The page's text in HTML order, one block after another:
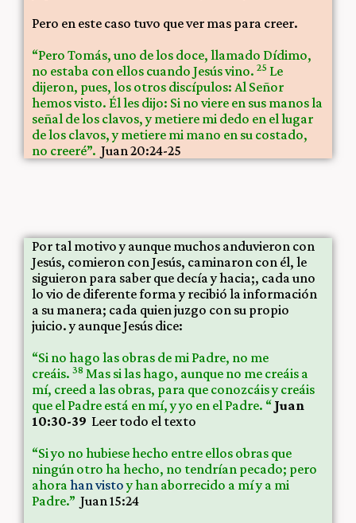
Pero en este caso tuvo que ver mas para creer.
“Pero Tomás, uno de los doce, llamado Dídimo,
no estaba con ellos cuando Jesús vino. 25 Le
dijeron, pues, los otros discípulos: Al Señor
hemos visto. Él les dijo: Si no viere en sus manos la
señal de los clavos, y metiere mi dedo en el lugar
de los clavos, y metiere mi mano en su costado,
no creeré”. Juan 20:24-25
Por tal motivo y aunque muchos anduvieron con
Jesús, comieron con Jesús, caminaron con él, le
siguieron para saber que decía y hacia;, cada uno
lo vio de diferente forma y recibió la información
a su manera; cada quien juzgo con su propio
juicio. y aunque Jesús dice:
“Si no hago las obras de mi Padre, no me
creáis. 38 Mas si las hago, aunque no me creáis a
mí, creed a las obras, para que conozcáis y creáis
que el Padre está en mí, y yo en el Padre. “ Juan
10:30-39 Leer todo el texto
“Si yo no hubiese hecho entre ellos obras que
ningún otro ha hecho, no tendrían pecado; pero
ahora han vistoy han aborrecido a mí y a mi
Padre.” Juan 15:24